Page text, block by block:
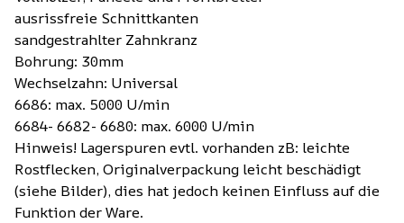
ausrissfreie Schnittkanten
sandgestrahlter Zahnkranz
Bohrung: 30mm
Wechselzahn: Universal
6686: max. 5000 U/min
6684- 6682- 6680: max. 6000 U/min
Hinweis! Lagerspuren evtl. vorhanden zB: leichte
Rostflecken, Originalverpackung leicht beschädigt
(siehe Bilder), dies hat jedoch keinen Einfluss auf die
Funktion der Ware.